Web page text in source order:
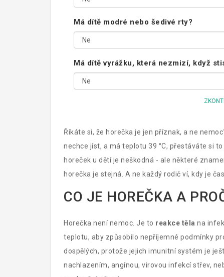
Má dítě modré nebo šedivé rty?
Má dítě vyrážku, která nezmizí, když
Říkáte si, že horečka je jen příznak, a ne
nechce jíst, a má teplotu 39 °C, přestáváte si
horeček u dětí je neškodná - ale některé
horečka je stejná. A ne každý rodič ví, kdy je
CO JE HOREČKA A
Horečka není nemoc. Je to reakce těla na
teplotu, aby způsobilo nepříjemné podmínky
dospělých, protože jejich imunitní systém je
nachlazením, angínou, virovou infekcí střev,